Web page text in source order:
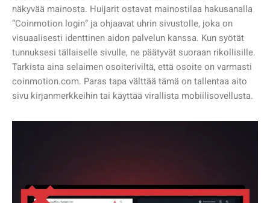
näkyvää mainosta. Huijarit ostavat mainostilaa hakusanalla
”Coinmotion login” ja ohjaavat uhrin sivustolle, joka on
visuaalisesti identtinen aidon palvelun kanssa. Kun syötät
tunnuksesi tällaiselle sivulle, ne päätyvät suoraan rikollisille.
Tarkista aina selaimen osoiteriviltä, että osoite on varmasti
coinmotion.com. Paras tapa välttää tämä on tallentaa aito
sivu kirjanmerkkeihin tai käyttää virallista mobiilisovellusta.